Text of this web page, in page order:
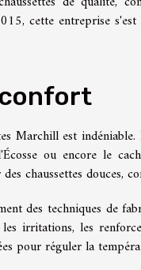
cette entreprise
Marchill est
ou encore le
chaussettes douces,
des techniques de
irritations, les
pour réguler la